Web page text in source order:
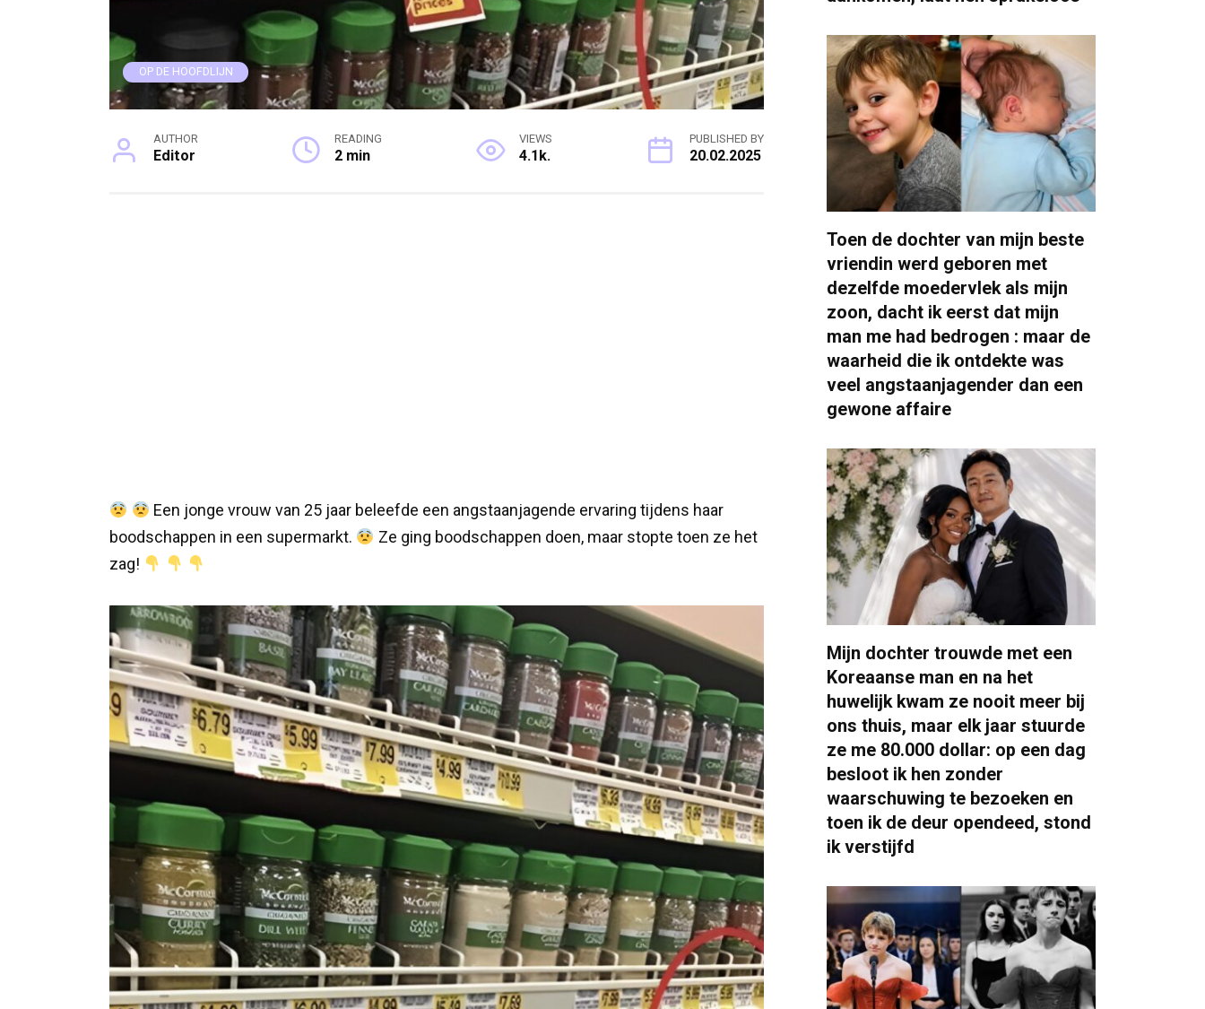
OP DE HOOFDLIJN
AUTHOR
Editor
READING
2 min
VIEWS
4.1k.
PUBLISHED BY
20.02.2025
Een jonge vrouw van 25 jaar beleefde een angstaanjagende ervaring tijdens haar
boodschappen in een supermarkt.
Ze ging boodschappen doen, maar stopte toen ze het
zag!
Toen de dochter van mijn beste
vriendin werd geboren met
dezelfde moedervlek als mijn
zoon, dacht ik eerst dat mijn
man me had bedrogen : maar de
waarheid die ik ontdekte was
veel angstaanjagender dan een
gewone affaire
Mijn dochter trouwde met een
Koreaanse man en na het
huwelijk kwam ze nooit meer bij
ons thuis, maar elk jaar stuurde
ze me 80.000 dollar: op een dag
besloot ik hen zonder
waarschuwing te bezoeken en
toen ik de deur opendeed, stond
ik verstijfd